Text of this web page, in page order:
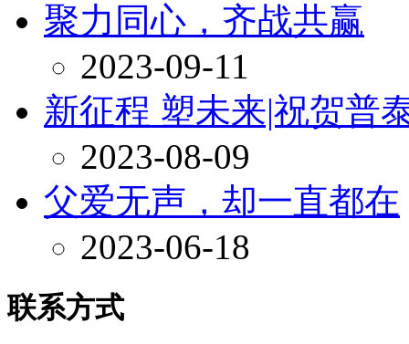
聚力同心，齐战共赢
2023-09-11
新征程 塑未来|祝贺普
2023-08-09
父爱无声，却一直都在
2023-06-18
联系方式